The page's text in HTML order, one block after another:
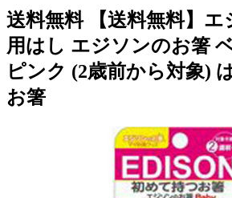
送料無料 【送料無料】
用はし エジソンのお箸
ピンク (2歳前から対象)
お箸